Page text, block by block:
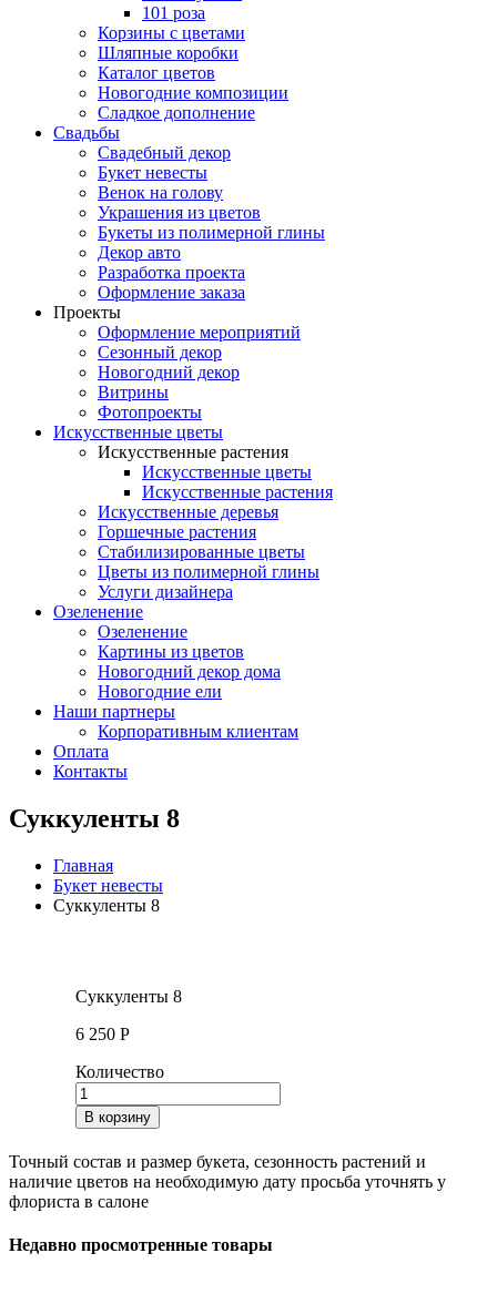
101 роза
Корзины с цветами
Шляпные коробки
Каталог цветов
Новогодние композиции
Сладкое дополнение
Свадьбы
Свадебный декор
Букет невесты
Венок на голову
Украшения из цветов
Букеты из полимерной глины
Декор авто
Разработка проекта
Оформление заказа
Проекты
Оформление мероприятий
Сезонный декор
Новогодний декор
Витрины
Фотопроекты
Искусственные цветы
Искусственные растения
Искусственные цветы
Искусственные растения
Искусственные деревья
Горшечные растения
Стабилизированные цветы
Цветы из полимерной глины
Услуги дизайнера
Озеленение
Озеленение
Картины из цветов
Новогодний декор дома
Новогодние ели
Наши партнеры
Корпоративным клиентам
Оплата
Контакты
Суккуленты 8
Главная
Букет невесты
Суккуленты 8
Суккуленты 8
6 250 Р
Количество
В корзину
Точный состав и размер букета, сезонность растений и
наличие цветов на необходимую дату просьба уточнять у
флориста в салоне
Недавно просмотренные товары